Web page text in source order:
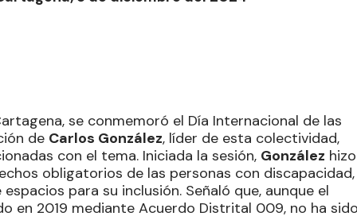
se conmemoró el Día Internacional de las
de Carlos González, líder de esta colectividad,
con el tema. Iniciada la sesión, González hizo
obligatorios de las personas con discapacidad,
para su inclusión. Señaló que, aunque el
en 2019 mediante Acuerdo Distrital 009, no ha